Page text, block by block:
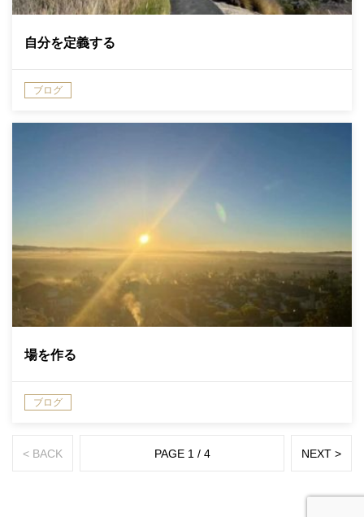
自分を定義する
ブログ
場を作る
ブログ
< BACK PAGE 1 / 4 NEXT >